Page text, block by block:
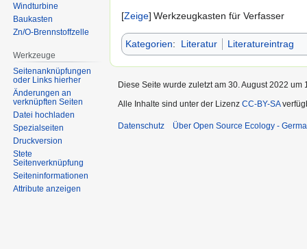
Zeige Werkzeugkasten für Verfasser
Kategorien: Literatur Literatureintrag
Windturbine
Baukasten
Zn/O-Brennstoffzelle
Werkzeuge
Seitenanknüpfungen
oder Links hierher
Änderungen an
verknüpften Seiten
Datei hochladen
Spezialseiten
Druckversion
Stete
Seitenverknüpfung
Seiten­informationen
Attribute anzeigen
Diese Seite wurde zuletzt am 30. August 2022 um
Alle Inhalte sind unter der Lizenz CC-BY-SA
Datenschutz Über Open Source Ecology -